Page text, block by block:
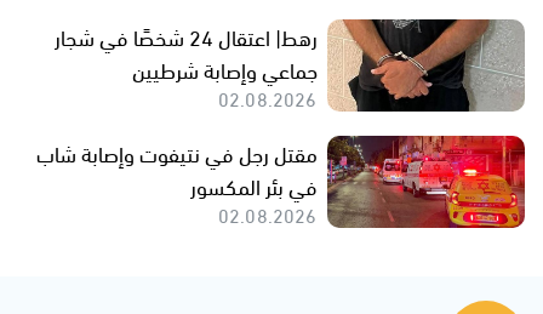
رهط| اعتقال 24 شخصًا في شجار
جماعي وإصابة شرطيين
02.08.2026
مقتل رجل في نتيفوت وإصابة شاب
في بئر المكسور
02.08.2026